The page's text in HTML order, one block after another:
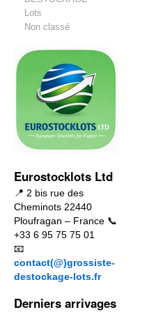
Lots
Non classé
Eurostocklots Ltd
📍 2 bis rue des
Cheminots 22440
Ploufragan – France 📞
+33 6 95 75 75 01
📧
contact(@)grossiste-
destockage-lots.fr
Derniers arrivages